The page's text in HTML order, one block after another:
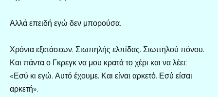
Αλλά επειδή εγώ δεν μπορούσα.
Χρόνια εξετάσεων. Σιωπηλής ελπίδας. Σιωπηλού πόνου.
Και πάντα ο Γκρεγκ να μου κρατά το χέρι και να λέει:
«Εσύ κι εγώ. Αυτό έχουμε. Και είναι αρκετό. Εσύ είσαι
αρκετή».